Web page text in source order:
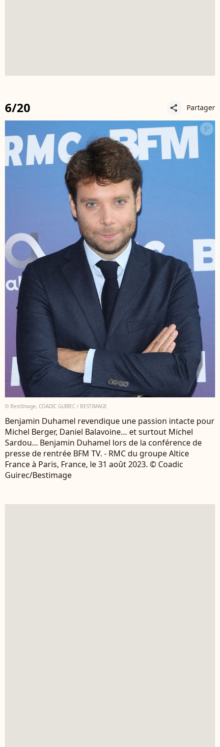
6/20 share Partager
© BestImage, COADIC GUIREC / BESTIMAGE
Benjamin Duhamel revendique une passion intacte pour
Michel Berger, Daniel Balavoine… et surtout Michel
Sardou... Benjamin Duhamel lors de la conférence de
presse de rentrée BFM TV. - RMC du groupe Altice
France à Paris, France, le 31 août 2023. © Coadic
Guirec/Bestimage